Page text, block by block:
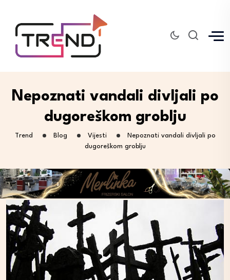
Nepoznati vandali divljali po
dugoreškom groblju
Trend Blog Vijesti
Nepoznati vandali divljali po
dugoreškom groblju